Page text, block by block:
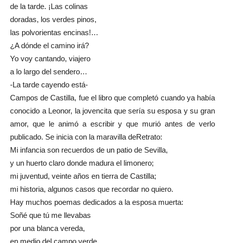
de la tarde. ¡Las colinas
doradas, los verdes pinos,
las polvorientas encinas!…
¿A dónde el camino irá?
Yo voy cantando, viajero
a lo largo del sendero…
-La tarde cayendo está-
Campos de Castilla, fue el libro que completó cuando ya había
conocido a Leonor, la jovencita que sería su esposa y su gran
amor, que le animó a escribir y que murió antes de verlo
publicado. Se inicia con la maravilla deRetrato:
Mi infancia son recuerdos de un patio de Sevilla,
y un huerto claro donde madura el limonero;
mi juventud, veinte años en tierra de Castilla;
mi historia, algunos casos que recordar no quiero.
Hay muchos poemas dedicados a la esposa muerta:
Soñé que tú me llevabas
por una blanca vereda,